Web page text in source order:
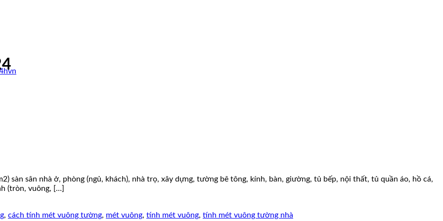
sàn sân nhà ở, phòng (ngủ, khách), nhà trọ, xây dựng, tường bê tông, kính, bàn, giường, tủ bếp, nội thất, tủ quần áo, hồ cá,
(tròn, vuông, […]
, cách tính mét vuông tường, mét vuông, tính mét vuông, tính mét vuông tường nhà